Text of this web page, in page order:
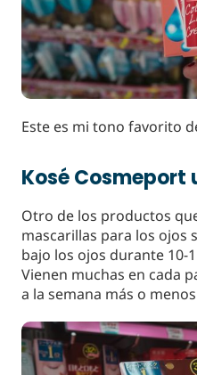
Este es mi tono favorito
Kosé Cosmeport
Otro de los productos
mascarillas para los ojos
bajo los ojos durante 10-
Vienen muchas en cada
a la semana más o